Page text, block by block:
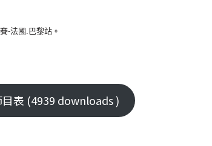
-法國.巴黎站。
表 (4939 downloads )